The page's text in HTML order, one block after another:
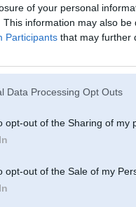
of your personal
This information may also
Participants that may further
Data Processing Opt Outs
opt-out of the Sharing of my
opt-out of the Sale of my
Izdevās atrisināt
Pāris dienas atpakaļ
atzveltnes